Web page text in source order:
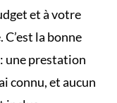
et à votre
la bonne
une prestation
connu, et aucun